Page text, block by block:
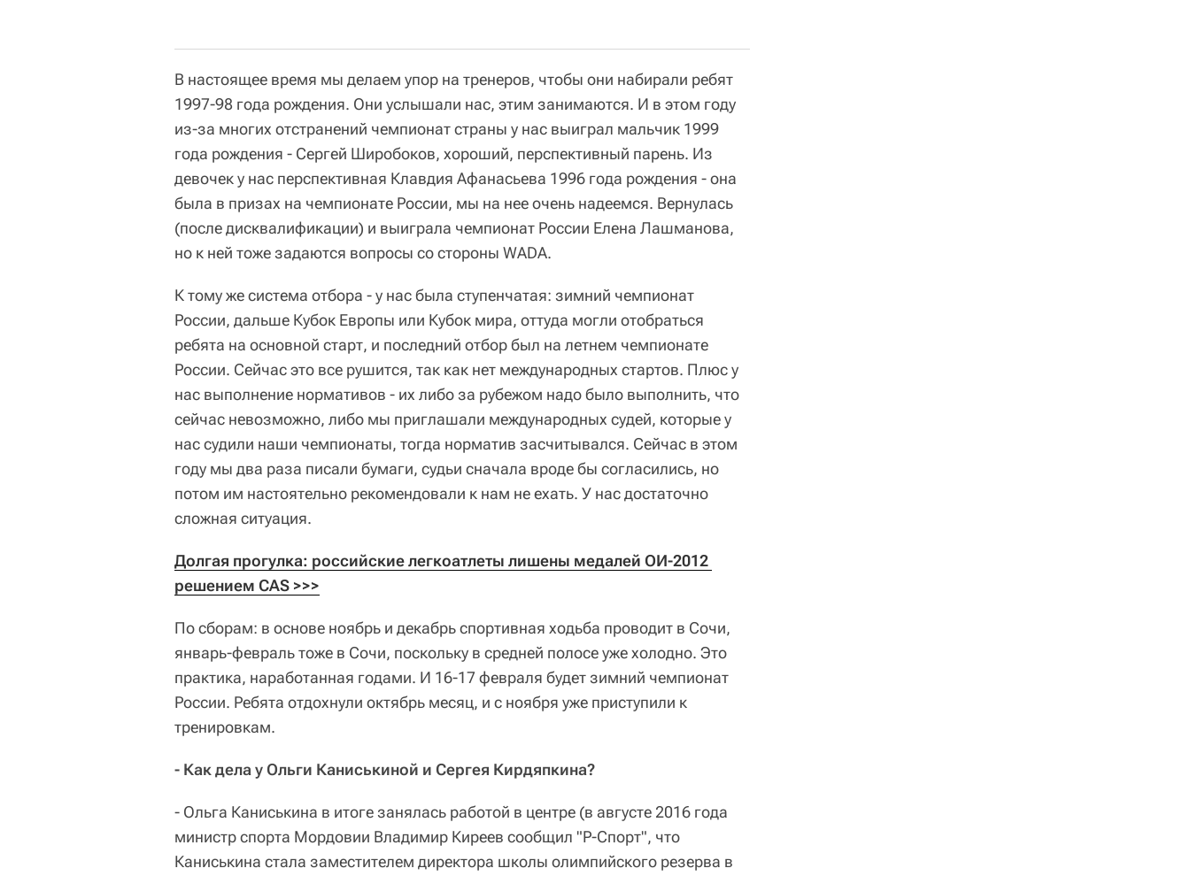
В настоящее время мы делаем упор на тренеров, чтобы они набирали ребят
1997-98 года рождения. Они услышали нас, этим занимаются. И в этом году
из-за многих отстранений чемпионат страны у нас выиграл мальчик 1999
года рождения - Сергей Широбоков, хороший, перспективный парень. Из
девочек у нас перспективная Клавдия Афанасьева 1996 года рождения - она
была в призах на чемпионате России, мы на нее очень надеемся. Вернулась
(после дисквалификации) и выиграла чемпионат России Елена Лашманова,
но к ней тоже задаются вопросы со стороны WADA.
К тому же система отбора - у нас была ступенчатая: зимний чемпионат
России, дальше Кубок Европы или Кубок мира, оттуда могли отобраться
ребята на основной старт, и последний отбор был на летнем чемпионате
России. Сейчас это все рушится, так как нет международных стартов. Плюс у
нас выполнение нормативов - их либо за рубежом надо было выполнить, что
сейчас невозможно, либо мы приглашали международных судей, которые у
нас судили наши чемпионаты, тогда норматив засчитывался. Сейчас в этом
году мы два раза писали бумаги, судьи сначала вроде бы согласились, но
потом им настоятельно рекомендовали к нам не ехать. У нас достаточно
сложная ситуация.
Долгая прогулка: российские легкоатлеты лишены медалей ОИ-2012
решением CAS >>>
По сборам: в основе ноябрь и декабрь спортивная ходьба проводит в Сочи,
январь-февраль тоже в Сочи, поскольку в средней полосе уже холодно. Это
практика, наработанная годами. И 16-17 февраля будет зимний чемпионат
России. Ребята отдохнули октябрь месяц, и с ноября уже приступили к
тренировкам.
- Как дела у Ольги Каниськиной и Сергея Кирдяпкина?
- Ольга Каниськина в итоге занялась работой в центре (в августе 2016 года
министр спорта Мордовии Владимир Киреев сообщил "Р-Спорт", что
Каниськина стала заместителем директора школы олимпийского резерва в